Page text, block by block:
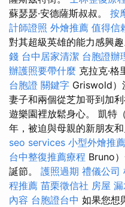
蘇瑟瑟·安德薩斯叔叔。 按
計師證照 外燴推薦 值得信
對其超級英雄的能力感興趣
錢 台中居家清潔 台胞證辦
辦護照要帶什麼 克拉克·
台胞證 關鍵字 Griswold）
妻子和兩個從芝加哥到加
遊樂園裡放鬆身心。 凱特
年，被迫與母親的新朋友
seo services 小型外燴推薦
台中整復推薦療程 Bruno
誕節。 護照過期 禮儀公司
程推薦 苗栗徵信社 房屋 漏
內容 台胞證台中 如果您想